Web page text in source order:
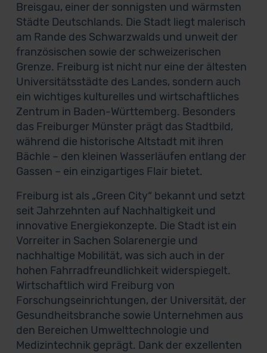
Breisgau, einer der sonnigsten und wärmsten
Städte Deutschlands. Die Stadt liegt malerisch
am Rande des Schwarzwalds und unweit der
französischen sowie der schweizerischen
Grenze. Freiburg ist nicht nur eine der ältesten
Universitätsstädte des Landes, sondern auch
ein wichtiges kulturelles und wirtschaftliches
Zentrum in Baden-Württemberg. Besonders
das Freiburger Münster prägt das Stadtbild,
während die historische Altstadt mit ihren
Bächle – den kleinen Wasserläufen entlang der
Gassen – ein einzigartiges Flair bietet.
Freiburg ist als „Green City“ bekannt und setzt
seit Jahrzehnten auf Nachhaltigkeit und
innovative Energiekonzepte. Die Stadt ist ein
Vorreiter in Sachen Solarenergie und
nachhaltige Mobilität, was sich auch in der
hohen Fahrradfreundlichkeit widerspiegelt.
Wirtschaftlich wird Freiburg von
Forschungseinrichtungen, der Universität, der
Gesundheitsbranche sowie Unternehmen aus
den Bereichen Umwelttechnologie und
Medizintechnik geprägt. Dank der exzellenten